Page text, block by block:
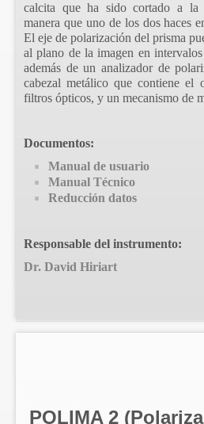
calcita que ha sido cortado a la
manera que uno de los dos haces
El eje de polarización del prisma
al plano de la imagen en
además de un analizador de
cabezal metálico que contiene el
filtros ópticos, y un mecanismo de
Documentos:
Manual de usuario
Manual Técnico
Reducción datos
Responsable del instrumento:
Dr. David Hiriart
POLIMA 2